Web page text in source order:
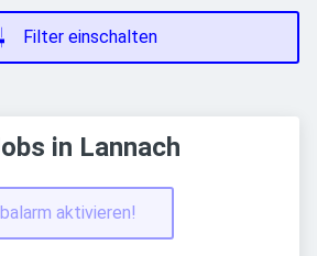
Filter einschalten
in Lannach
aktivieren!